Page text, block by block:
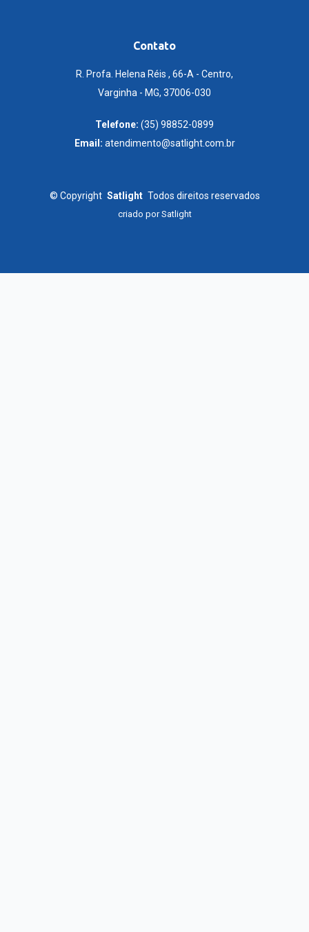
Contato
R. Profa. Helena Réis , 66-A - Centro,
Varginha - MG, 37006-030
Telefone: (35) 98852-0899
Email: atendimento@satlight.com.br
© Copyright Satlight Todos direitos reservados
criado porSatlight